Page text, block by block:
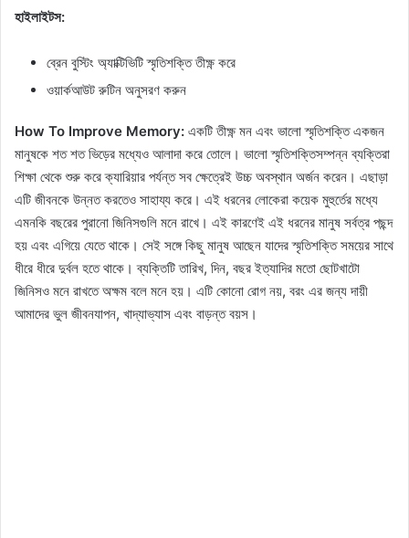
হাইলাইটস:
ব্রেন বুস্টিং অ্যাক্টিভিটি স্মৃতিশক্তি তীক্ষ্ণ করে
ওয়ার্কআউট রুটিন অনুসরণ করুন
How To Improve Memory: একটি তীক্ষ্ণ মন এবং ভালো স্মৃতিশক্তি একজন
মানুষকে শত শত ভিড়ের মধ্যেও আলাদা করে তোলে। ভালো স্মৃতিশক্তিসম্পন্ন ব্যক্তিরা
শিক্ষা থেকে শুরু করে ক্যারিয়ার পর্যন্ত সব ক্ষেত্রেই উচ্চ অবস্থান অর্জন করেন। এছাড়া
এটি জীবনকে উন্নত করতেও সাহায্য করে। এই ধরনের লোকেরা কয়েক মুহুর্তের মধ্যে
এমনকি বছরের পুরানো জিনিসগুলি মনে রাখে। এই কারণেই এই ধরনের মানুষ সর্বত্র পছন্দ
হয় এবং এগিয়ে যেতে থাকে। সেই সঙ্গে কিছু মানুষ আছেন যাদের স্মৃতিশক্তি সময়ের সাথে
ধীরে ধীরে দুর্বল হতে থাকে। ব্যক্তিটি তারিখ, দিন, বছর ইত্যাদির মতো ছোটখাটো
জিনিসও মনে রাখতে অক্ষম বলে মনে হয়। এটি কোনো রোগ নয়, বরং এর জন্য দায়ী
আমাদের ভুল জীবনযাপন, খাদ্যাভ্যাস এবং বাড়ন্ত বয়স।